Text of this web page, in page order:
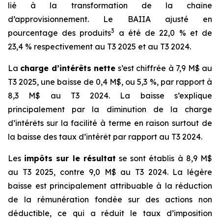
lié à la transformation de la chaîne
d’approvisionnement. Le BAIIA ajusté en
pourcentage des produits3
a été de 22,0 % et de
23,4 % respectivement au T3 2025 et au T3 2024.
La charge d’intérêts nette s’est chiffrée à 7,9 M$ au
T3 2025, une baisse de 0,4 M$, ou 5,3 %, par rapport à
8,3 M$ au T3 2024. La baisse s’explique
principalement par la diminution de la charge
d’intérêts sur la facilité à terme en raison surtout de
la baisse des taux d’intérêt par rapport au T3 2024.
Les impôts sur le résultat se sont établis à 8,9 M$
au T3 2025, contre 9,0 M$ au T3 2024. La légère
baisse est principalement attribuable à la réduction
de la rémunération fondée sur des actions non
déductible, ce qui a réduit le taux d’imposition